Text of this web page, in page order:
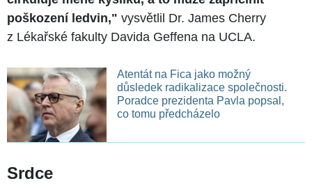
poškození ledvin," vysvětlil Dr. James Cherry
z Lékařské fakulty Davida Geffena na UCLA.
Atentát na Fica jako možný
důsledek radikalizace společnosti.
Poradce prezidenta Pavla popsal,
co tomu předcházelo
Srdce